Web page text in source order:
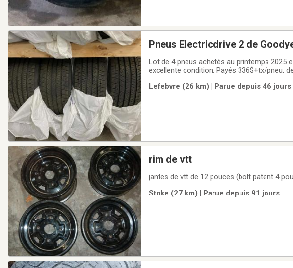
Pneus Electricdrive 2 de
Lot de 4 pneus achetés au printemps 2025
excellente condition. Payés 336$+tx/pneu,
Lefebvre (26 km) | Parue depuis 46 jours
rim de vtt
jantes de vtt de 12
Stoke (27 km) | Parue depuis 91 jours